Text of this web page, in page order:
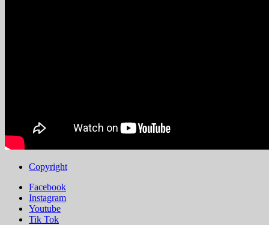
Copyright
Facebook
Instagram
Youtube
Tik Tok